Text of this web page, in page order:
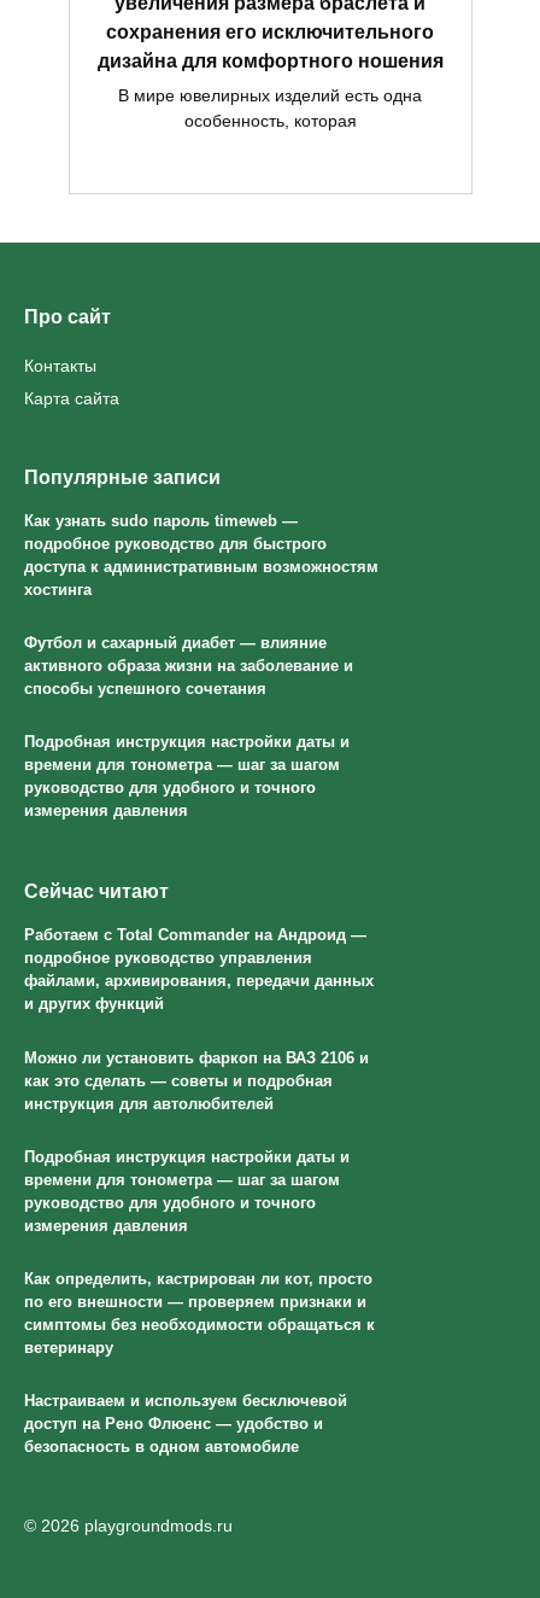
сохранения его исключительного
дизайна для комфортного ношения
В мире ювелирных изделий есть одна
особенность, которая
Про сайт
Контакты
Карта сайта
Популярные записи
Как узнать sudo пароль timeweb —
подробное руководство для быстрого
доступа к административным возможностям
хостинга
Футбол и сахарный диабет — влияние
активного образа жизни на заболевание и
способы успешного сочетания
Подробная инструкция настройки даты и
времени для тонометра — шаг за шагом
руководство для удобного и точного
измерения давления
Сейчас читают
Работаем с Total Commander на Андроид —
подробное руководство управления
файлами, архивирования, передачи данных
и других функций
Можно ли установить фаркоп на ВАЗ 2106 и
как это сделать — советы и подробная
инструкция для автолюбителей
Подробная инструкция настройки даты и
времени для тонометра — шаг за шагом
руководство для удобного и точного
измерения давления
Как определить, кастрирован ли кот, просто
по его внешности — проверяем признаки и
симптомы без необходимости обращаться к
ветеринару
Настраиваем и используем бесключевой
доступ на Рено Флюенс — удобство и
безопасность в одном автомобиле
© 2026 playgroundmods.ru